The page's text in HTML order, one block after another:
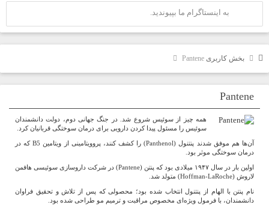
به اینستاگرام ما بپیوندید.
بخش کاربری Pantene
Pantene
همه چیز از سوئیس شروع شد. در جنگ جهانی دوم، دولت دانشمندان
سوئیس را مسئول پیدا کردن دارویی برای درمان سوختگی قربانیان کرد.
آن‌ها هم موفق شدند پنتنول (Panthenol) را کشف کنند، پروویتامینی از ویتامین B5 که در
درمان سوختگی موثر بود.
اولین بار در سال ۱۹۴۷ میلادی بود که پنتن (Pantene) در شرکت داروسازی سوئیسی هافمن
لاروش (Hoffman-LaRoche) متولد شد.
نام پنتن با الهام از پنتنول انتخاب شده بود؛ محصولی که پس از تلاش و تحقیق فراوان
دانشمندان، با فرمول ویژه‌ای مخصوص مراقبت و ترمیم مو طراحی شده بود.